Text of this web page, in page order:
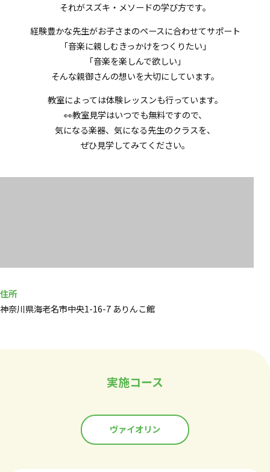
それがスズキ・メソードの学び方です。
経験豊かな先生がお子さまのペースに合わせてサポート
「音楽に親しむきっかけをつくりたい」
「音楽を楽しんで欲しい」
そんな親御さんの想いを大切にしています。
教室によっては体験レッスンも行っています。
👀教室見学はいつでも無料ですので、
気になる楽器、気になる先生のクラスを、
ぜひ見学してみてください。
住所
神奈川県海老名市中央1-16-7 ありんこ館
実施コース
ヴァイオリン